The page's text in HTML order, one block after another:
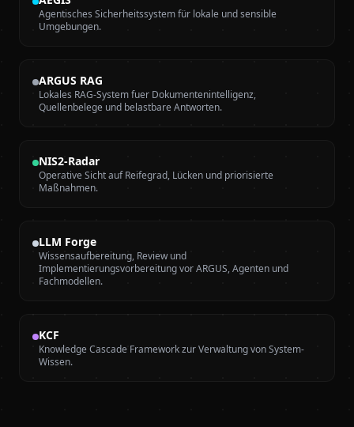
Agentisches Sicherheitssystem für lokale und sensible
Umgebungen.
ARGUS RAG
Lokales RAG-System fuer Dokumentenintelligenz,
Quellenbelege und belastbare Antworten.
NIS2-Radar
Operative Sicht auf Reifegrad, Lücken und priorisierte
Maßnahmen.
LLM Forge
Wissensaufbereitung, Review und
Implementierungsvorbereitung vor ARGUS, Agenten und
Fachmodellen.
KCF
Knowledge Cascade Framework zur Verwaltung von System-
Wissen.